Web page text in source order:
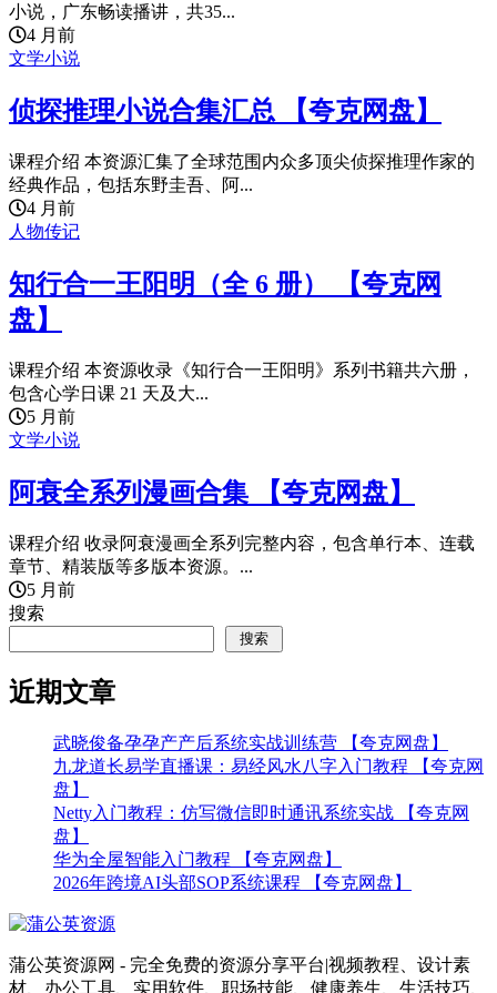
小说，广东畅读播讲，共35...
4 月前
文学小说
侦探推理小说合集汇总 【夸克网盘】
课程介绍 本资源汇集了全球范围内众多顶尖侦探推理作家的
经典作品，包括东野圭吾、阿...
4 月前
人物传记
知行合一王阳明（全 6 册） 【夸克网
盘】
课程介绍 本资源收录《知行合一王阳明》系列书籍共六册，
包含心学日课 21 天及大...
5 月前
文学小说
阿衰全系列漫画合集 【夸克网盘】
课程介绍 收录阿衰漫画全系列完整内容，包含单行本、连载
章节、精装版等多版本资源。...
5 月前
搜索
搜索
近期文章
武晓俊备孕孕产产后系统实战训练营 【夸克网盘】
九龙道长易学直播课：易经风水八字入门教程 【夸克网
盘】
Netty入门教程：仿写微信即时通讯系统实战 【夸克网
盘】
华为全屋智能入门教程 【夸克网盘】
2026年跨境AI头部SOP系统课程 【夸克网盘】
蒲公英资源网 - 完全免费的资源分享平台|视频教程、设计素
材、办公工具、实用软件、职场技能、健康养生、生活技巧、